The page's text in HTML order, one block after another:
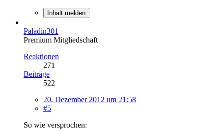
Inhalt melden
Paladin301
Premium Mitgliedschaft
Reaktionen
271
Beiträge
522
20. Dezember 2012 um 21:58
#5
So wie versprochen: